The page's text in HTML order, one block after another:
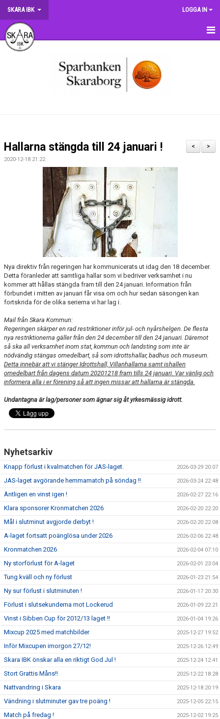
SKARA IBK LOGGA IN
HEM
KRONMATCHEN
SERIETABELLER
MATCHVÄRDSKAP
TRÄNINGSSCHEMA
VÅRA LAG
WEBSHOP
MEDLEMSAVGIFTER
50/50 LOTTERI
>
<
Hallarna stängda till 24 januari !
2020-12-18 21:22
Nya direktiv från regeringen har kommunicerats ut idag den 18 december.
Detta föranleder att samtliga hallar som vi bedriver verksamhet i nu
kommer att hållas stängda fram till den 24 januari. Information från
förbundet i mitten av januari får visa om och hur sedan säsongen kan
fortskrida för de olika serierna vi har lag i.
Mail från Skara Kommun:
Regeringen skärper en rad restriktioner inför jul- och nyårshelgen. De flesta
nya restriktionerna gäller från den 24 december till den 24 januari. Däremot
så ska all verksamhet inom stat, kommun och landsting som inte är
nödvändig stängas omedelbart, så som idrottshallar, badhus och museum.
Detta innebär att vi stänger Idrottshall, Villanhallarna samt ishallen
omedelbart från dagens datum 20201218 fram tills 24 januari. Var vänlig och
informera alla i er förening så att ingen missar att hallarna är stängda.
Undantagna är lag/personer som ägnar sig åt yrkesmässig idrott.
Nyhetsarkiv
Knapp förlust i kvalmatchen för JAS-laget. 2026-03-29 20:07
JAS-laget avgörande hemmamatch på söndag !! 2026-03-24 22:48
Äntligen en vinst igen ! 2026-02-27 22:16
Klara sponsorer Kronmatchen 2026 2026-02-20 22:20
Mål i slutminut avgjorde derbyt ! 2026-02-20 22:08
A-laget fortsatt poänglösa under 2026 2026-02-06 22:48
Kronmatchen 2026 2026-02-04 07:10
Ny storförlust för A-laget 2026-02-01 23:04
Tung kväll och ny förlust 2026-01-23 21:54
Ny sur förlust i slutminuten ! 2026-01-17 20:30
Förlust i slutsekunderna mot Lockerud 2026-01-09 22:21
Vinst i Sibben Cup för 2012/13 laget !! 2026-01-04 19:26
Mixcup 2025 med matchbilder 2025-12-27 19:52
Inför Mixcupen imorgon 27/12! 2025-12-26 12:49
Skara IBK önskar alla en riktigt God Jul ! 2025-12-24 12:41
Stort Grattis Måns!! 2025-12-22 18:28
Nattvandring i Skara 2025-12-18 20:19
Vändning i slutminuter gav tre poäng ! 2025-12-05 22:15
Match på fredag ! 2025-12-02 19:25